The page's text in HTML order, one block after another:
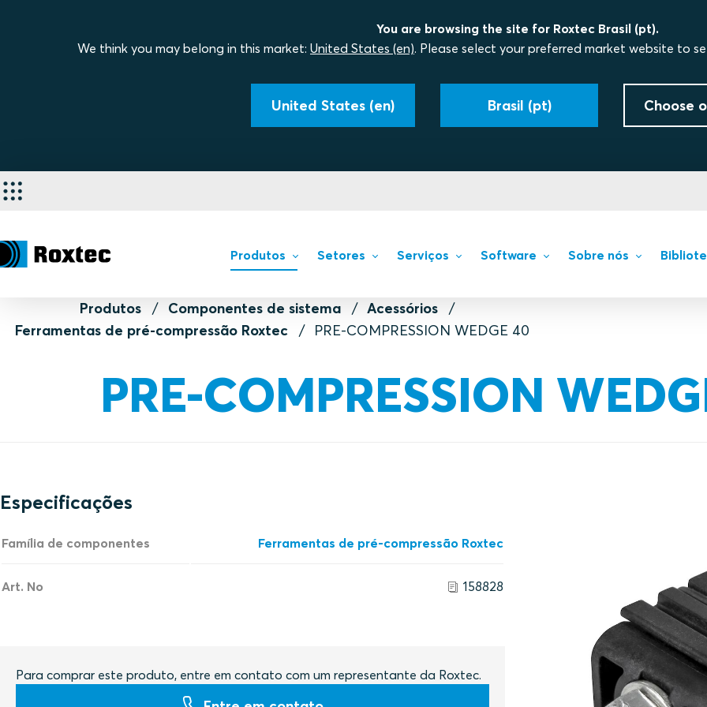
You are browsing the site for Roxtec Brasil (pt).
We think you may belong in this market: United States (en). Please select your preferred market website to
United States (en) Brasil (pt) Choose
Produtos Setores Serviços Software Sobre nós
Produtos Componentes de sistema
Acessórios
Ferramentas de pré-compressão Roxtec
PRE-COMPRESSION WEDGE 40
PRE-COMPRESSION
Especificações
Família de componentes Ferramentas de pré-compressão Roxtec
Art. No 158828
Para comprar este produto, entre em contato com um representante da Roxtec.